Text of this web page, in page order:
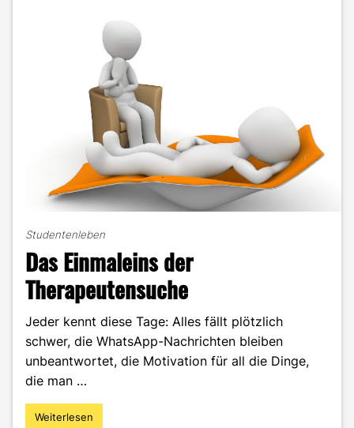
Studentenleben
Das Einmaleins der
Therapeutensuche
Jeder kennt diese Tage: Alles fällt plötzlich
schwer, die WhatsApp-Nachrichten bleiben
unbeantwortet, die Motivation für all die Dinge,
die man …
"Das
Weiterlesen